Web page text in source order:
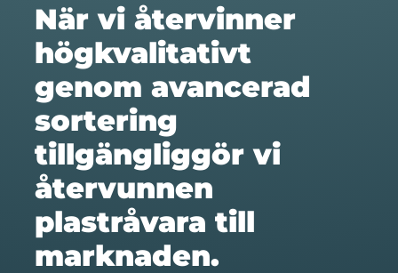
När vi återvinner
högkvalitativt
genom avancerad
sortering
tillgängliggör vi
återvunnen
plastråvara till
marknaden.